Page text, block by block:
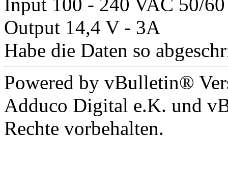
Output 14,4 V - 3A
Habe die Daten so
Powered by vBulletin®
Adduco Digital e.K. und
Rechte vorbehalten.